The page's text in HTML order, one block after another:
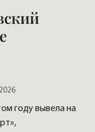
году вывела на